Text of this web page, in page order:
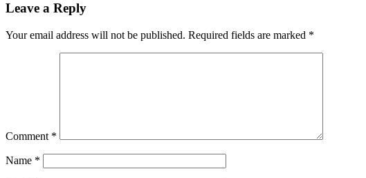
Leave a Reply
Your email address will not be published. Required fields are marked *
Comment *
Name *